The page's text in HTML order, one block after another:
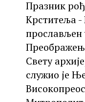
Празник
Крститеља -
Свету
служио је